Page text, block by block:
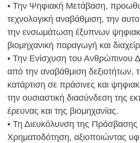
• Την Ψηφιακή Μετάβαση,
τεχνολογική αναβάθμιση, την
την ενσωμάτωση έξυπνων
βιομηχανική παραγωγή και
• Την Ενίσχυση του Ανθρώπινου
από την αναβάθμιση δεξιοτήτων,
κατάρτιση σε πράσινες και
την ουσιαστική διασύνδεση της
έρευνας και της βιομηχανίας.
• Τη Διευκόλυνση της Πρόσβασης
Χρηματοδότηση, αξιοποιώντας